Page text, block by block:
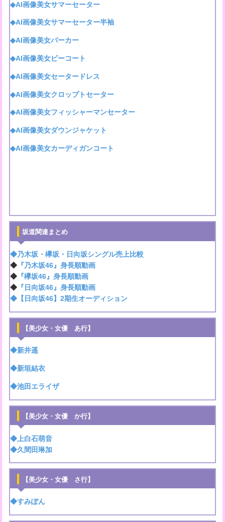
◆AI画像美女サマーセーター
◆AI画像美女サマーセーター半袖
◆AI画像美女パーカー
◆AI画像美女ピーコート
◆AI画像美女セータードレス
◆AI画像美女クロップトセーター
◆AI画像美女フィッシャーマンセーター
◆AI画像美女ダウンジャケット
◆AI画像美女カーディガンコート
坂道関連まとめ
◆乃木坂・欅坂・日向坂シングル売上比較
◆『乃木坂46』身長順動画
◆『欅坂46』身長順動画
◆『日向坂46』身長順動画
◆【日向坂46】2期生オーディション
【美少女・女優 あ行】
◆新井遥
◆新垣結衣
◆池田エライザ
【美少女・女優 か行】
◆上白石萌音
◆久間田琳加
【美少女・女優 さ行】
◆すみぽん